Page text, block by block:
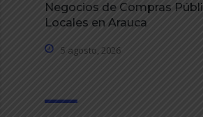
Negocios de Compras
Locales en Arauca
5 agosto, 2026